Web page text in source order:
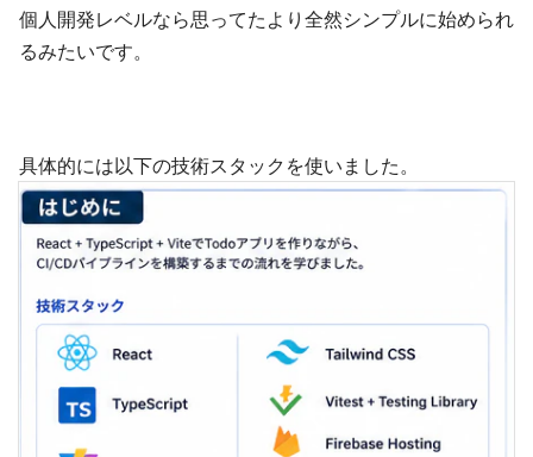
個人開発レベルなら思ってたより全然シンプルに始められ
るみたいです。
具体的には以下の技術スタックを使いました。